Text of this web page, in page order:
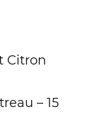
Citron
–15